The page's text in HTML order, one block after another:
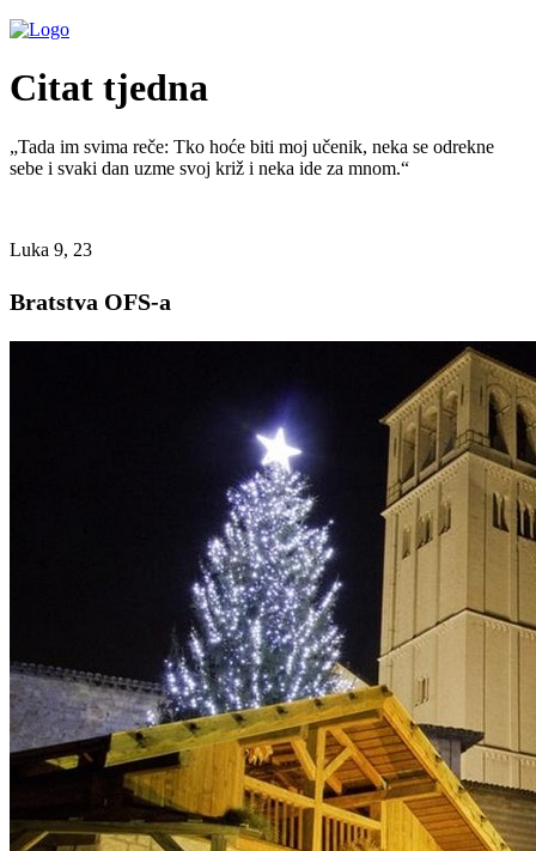
Citat tjedna
„Tada im svima reče: Tko hoće biti moj učenik, neka se odrekne
sebe i svaki dan uzme svoj križ i neka ide za mnom.“
Luka 9, 23
Bratstva OFS-a